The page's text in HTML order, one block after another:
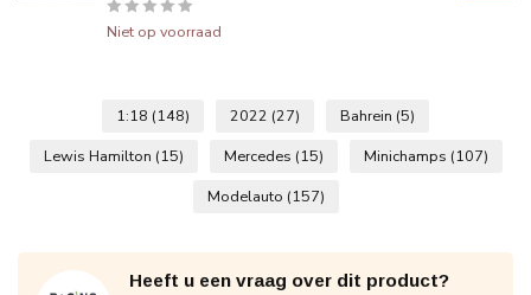
Niet op voorraad
1:18 (148) 2022 (27) Bahrein (5)
Lewis Hamilton (15) Mercedes (15) Minichamps (107)
Modelauto (157)
Heeft u een vraag over dit product?